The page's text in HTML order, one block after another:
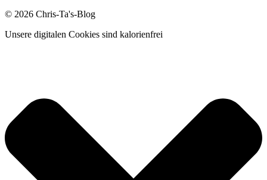
© 2026 Chris-Ta's-Blog
Unsere digitalen Cookies sind kalorienfrei